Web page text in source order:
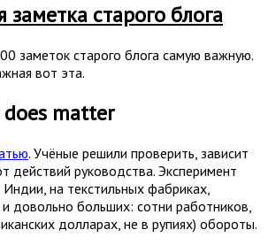
заметка старого блога
заметок старого блога самую важную.
вот эта.
matter
. Учёные решили проверить, зависит
действий руководства. Эксперимент
на текстильных фабриках,
довольно больших: сотни работников,
долларах, не в рупиях) обороты.